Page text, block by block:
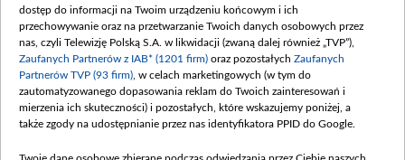
dostęp do informacji na Twoim urządzeniu końcowym i ich
przechowywanie oraz na przetwarzanie Twoich danych osobowych przez
nas, czyli Telewizję Polską S.A. w likwidacji (zwaną dalej również „TVP”),
Zaufanych Partnerów z IAB* (1201 firm) oraz pozostałych Zaufanych
Partnerów TVP (93 firm) , w celach marketingowych (w tym do
zautomatyzowanego dopasowania reklam do Twoich zainteresowań i
mierzenia ich skuteczności) i pozostałych, które wskazujemy poniżej, a
także zgody na udostępnianie przez nas identyfikatora PPID do Google.